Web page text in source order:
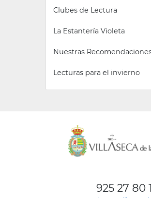
Clubes de Lectura
La Estantería Violeta
Nuestras
Lecturas para el invierno
925 27 80